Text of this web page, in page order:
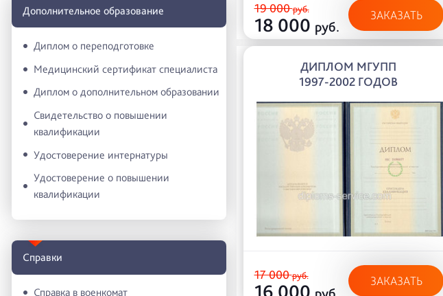
Дополнительное образование
Диплом о переподготовке
Медицинский сертификат специалиста
Диплом о дополнительном образовании
Свидетельство о повышении
квалификации
Удостоверение интернатуры
Удостоверение о повышении
квалификации
Справки
Справка в военкомат
19 000руб.
18 000 руб.
ЗАКАЗАТЬ
ДИПЛОМ МГУПП
1997-2002 ГОДОВ
17 000руб.
16 000 ЗАКАЗАТЬ